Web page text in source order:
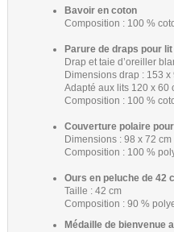
Bavoir en coton
Composition : 100 %
Parure de draps pour
Drap et taie d’oreiller
Dimensions drap : 153
Adapté aux lits 120 x 60
Composition : 100 %
Couverture polaire
Dimensions : 98 x 72 cm
Composition : 100 %
Ours en peluche de 42
Taille : 42 cm
Composition : 90 %
Médaille de bienvenue